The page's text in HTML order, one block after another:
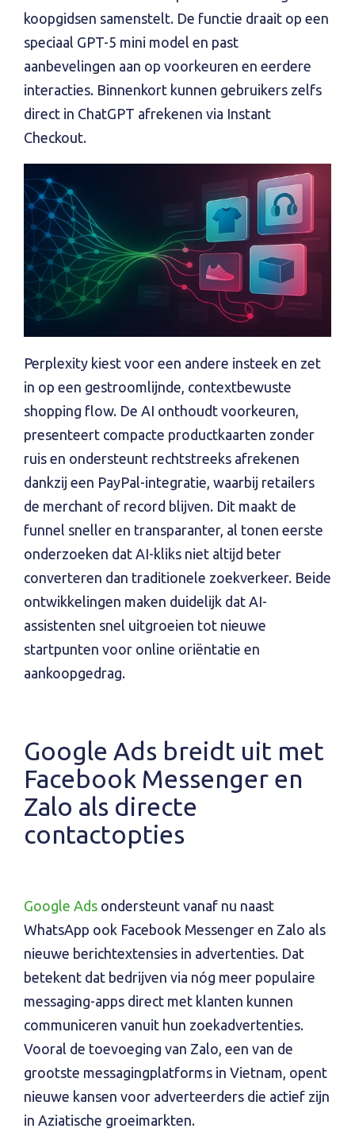
koopgidsen samenstelt. De functie draait op een
speciaal GPT-5 mini model en past
aanbevelingen aan op voorkeuren en eerdere
interacties. Binnenkort kunnen gebruikers zelfs
direct in ChatGPT afrekenen via Instant
Checkout.
Perplexity kiest voor een andere insteek en zet
in op een gestroomlijnde, contextbewuste
shopping flow. De AI onthoudt voorkeuren,
presenteert compacte productkaarten zonder
ruis en ondersteunt rechtstreeks afrekenen
dankzij een PayPal-integratie, waarbij retailers
de merchant of record blijven. Dit maakt de
funnel sneller en transparanter, al tonen eerste
onderzoeken dat AI-kliks niet altijd beter
converteren dan traditionele zoekverkeer. Beide
ontwikkelingen maken duidelijk dat AI-
assistenten snel uitgroeien tot nieuwe
startpunten voor online oriëntatie en
aankoopgedrag.
Google Ads breidt uit met
Facebook Messenger en
Zalo als directe
contactopties
Google Ads ondersteunt vanaf nu naast
WhatsApp ook Facebook Messenger en Zalo als
nieuwe berichtextensies in advertenties. Dat
betekent dat bedrijven via nóg meer populaire
messaging-apps direct met klanten kunnen
communiceren vanuit hun zoekadvertenties.
Vooral de toevoeging van Zalo, een van de
grootste messagingplatforms in Vietnam, opent
nieuwe kansen voor adverteerders die actief zijn
in Aziatische groeimarkten.